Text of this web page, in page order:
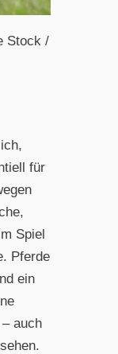
Stock /
für
Spiel
Pferde
ein
auch